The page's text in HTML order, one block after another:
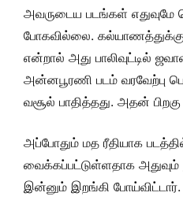
அவருடைய படங்கள் எதுவுமே
போகவில்லை. கல்யாணத்துக்கு
என்றால் அது பாலிவுட்டில்
அன்னபூரணி படம் வரவேற்பு
வசூல் பாதித்தது. அதன் பிறகு
அப்போதும் மத ரீதியாக
வைக்கப்பட்டுள்ளதாக அதுவும்
இன்னும் இறங்கி